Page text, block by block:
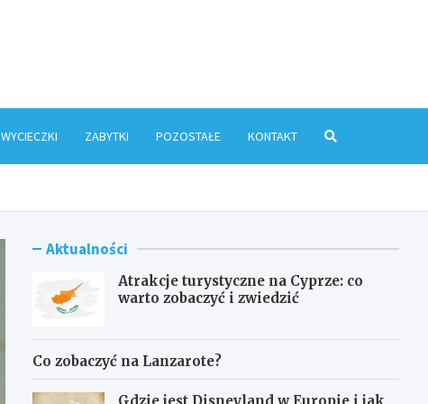
WYCIECZKI ZABYTKI POZOSTAŁE KONTAKT
Aktualności
Atrakcje turystyczne na Cyprze: co
warto zobaczyć i zwiedzić
Co zobaczyć na Lanzarote?